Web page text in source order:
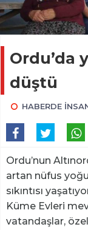
Ordu’da
düştü
HABERDE
Ordu’nun
artan nüfus
sıkıntısı
Küme Evleri
vatandaşlar,